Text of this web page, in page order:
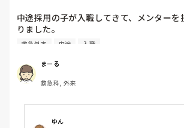
中途採用の子が入職してきて、メンターを
りました。
一年半で他病院の病棟を辞めて、救急外来
バイタルサインすら正常と異常の違いがわ
で、測定しても数値のみの報告をされます。
どのように関われば良いのか悩んでいます。
救急外来 中途 入職
まーる
救急科, 外来
ゆん